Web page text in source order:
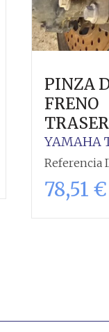
PINZA
FRENO
YAMAHA
Referencia
78,51 €